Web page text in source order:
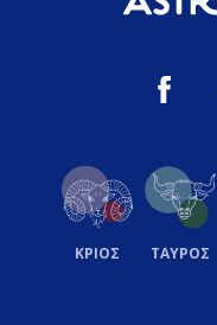
ΚΡΙΟΣ ΤΑΥΡΟΣ